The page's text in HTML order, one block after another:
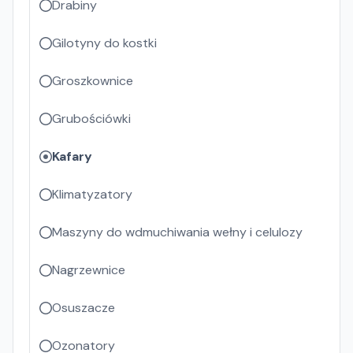
Drabiny
Gilotyny do kostki
Groszkownice
Grubościówki
Kafary
Klimatyzatory
Maszyny do wdmuchiwania wełny i celulozy
Nagrzewnice
Osuszacze
Ozonatory